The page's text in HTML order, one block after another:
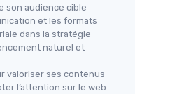
son audience cible
et les formats
dans la stratégie
naturel et
valoriser ses contenus
l’attention sur le web